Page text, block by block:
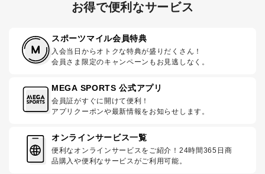
お得で便利なサービス
スポーツマイル会員特典
入会当日からオトクな特典が盛りだくさん！
会員さま限定のキャンペーンもお見逃しなく。
MEGA SPORTS 公式アプリ
会員証がすぐに開けて便利！
アプリクーポンや最新情報をお知らせします。
オンラインサービス一覧
便利なオンラインサービスをご紹介！24時間365日商
品購入や便利なサービスがご利用可能。